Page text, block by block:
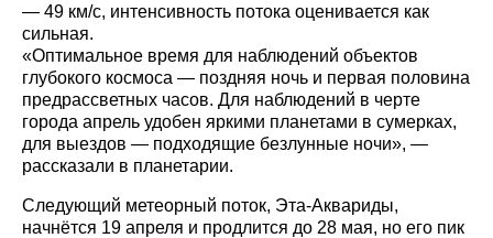
— 49 км/с, интенсивность потока оценивается как
сильная.
«Оптимальное время для наблюдений объектов
глубокого космоса — поздняя ночь и первая половина
предрассветных часов. Для наблюдений в черте
города апрель удобен яркими планетами в сумерках,
для выездов — подходящие безлунные ночи», —
рассказали в планетарии.
Следующий метеорный поток, Эта-Аквариды,
начнётся 19 апреля и продлится до 28 мая, но его пик